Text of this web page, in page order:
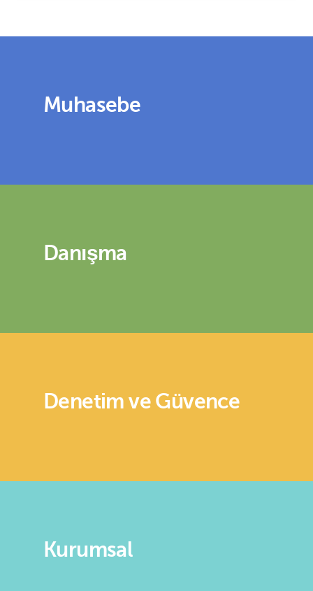
Muhasebe
Danışma
Denetim ve Güvence
Kurumsal